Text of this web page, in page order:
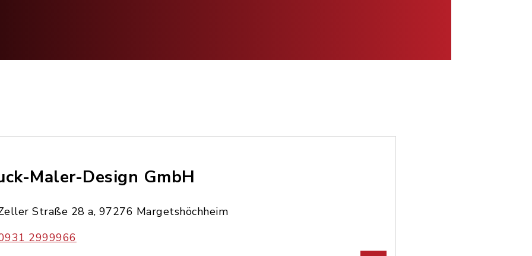
Maler-Design GmbH
Straße 28 a, 97276 Margetshöchheim
2999966